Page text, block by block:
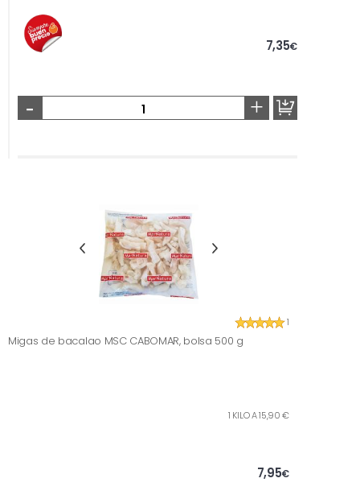
7,35€
- +
1
Migas de bacalao MSC CABOMAR, bolsa 500 g
1 KILO A 15,90 €
7,95€